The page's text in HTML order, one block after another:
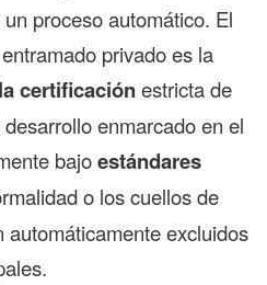
proceso automático. El
privado es la
certificaciónestricta de
enmarcado en el
bajoestándares
o los cuellos de
excluidos